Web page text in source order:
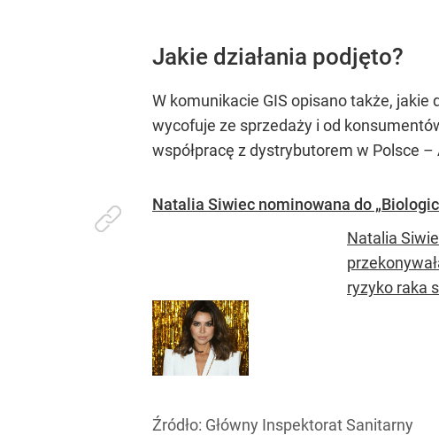
Jakie działania podjęto?
W komunikacie GIS opisano także, jakie
wycofuje ze sprzedaży i od
współpracę z dystrybutorem w Polsce
Natalia Siwiec nominowana do
Natalia
ryzyko raka
Źródło: Główny Inspektorat Sanitarny